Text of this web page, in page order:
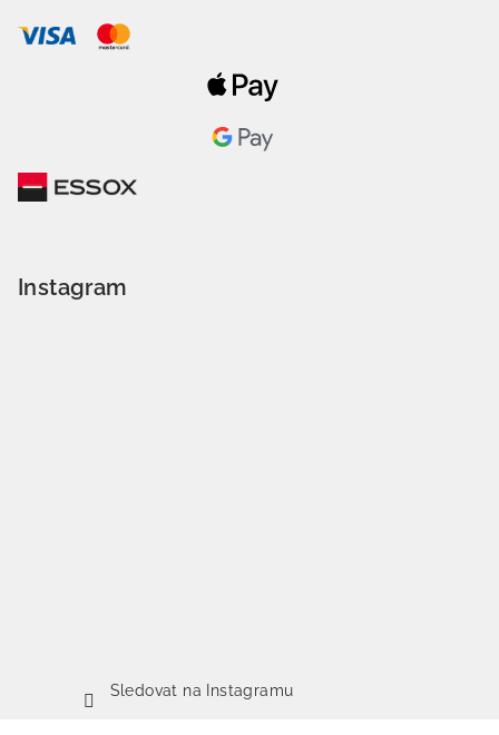
Instagram
Sledovat na Instagramu